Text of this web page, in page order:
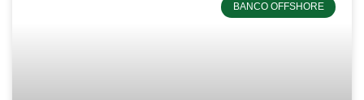
BANCO OFFSHORE